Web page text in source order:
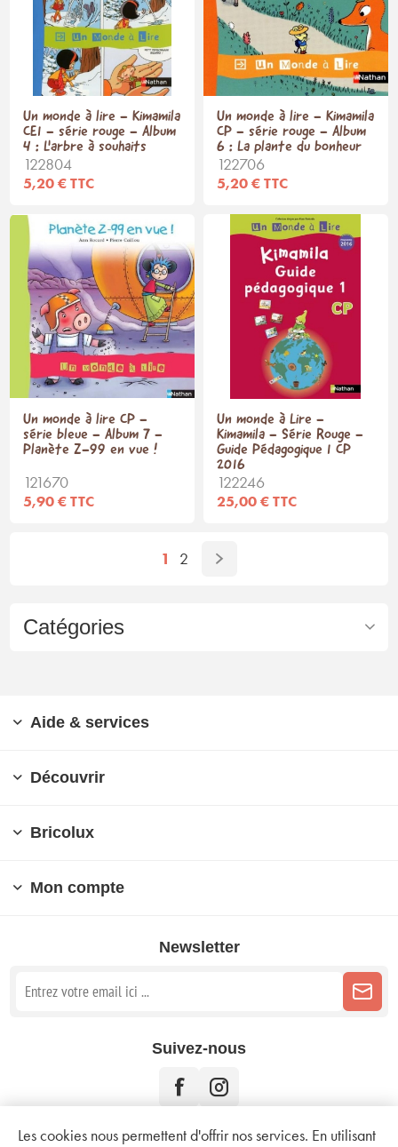
Catégories
Un monde à lire - Kimamila
CE1 - série rouge - Album
4 : L'arbre à souhaits
122804
5,20 € TTC
Un monde à lire - Kimamila
CP - série rouge - Album
6 : La plante du bonheur
122706
5,20 € TTC
Un monde à lire CP -
série bleue - Album 7 -
Planète Z-99 en vue !
121670
5,90 € TTC
Un monde à Lire -
Kimamila - Série Rouge -
Guide Pédagogique 1 CP
2016
122246
25,00 € TTC
1 2
Aide & services
Découvrir
Bricolux
Mon compte
Newsletter
Suivez-nous
Les cookies nous permettent d'offrir nos services. En utilisant